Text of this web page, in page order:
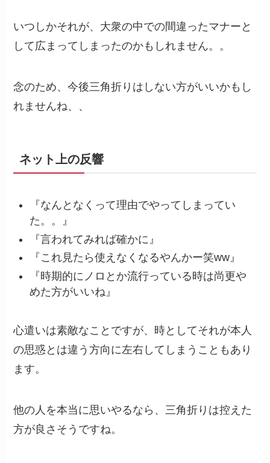
いつしかそれが、大衆の中での間違ったマナーと
して広まってしまったのかもしれません。。
念のため、今後三角折りはしない方がいいかもし
れませんね、、
ネット上の反響
『なんとなくって理由でやってしまってい
た。。』
『言われてみれば確かに』
『これ見たら使えなくなるやんかー笑ww』
『時期的にノロとか流行っている時は尚更や
めた方がいいね』
心遣いは素敵なことですが、時としてそれが本人
の思惑とは違う方向に左右してしまうこともあり
ます。
他の人を本当に思いやるなら、三角折りは控えた
方が良さそうですね。